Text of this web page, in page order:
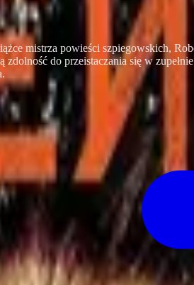
mistrza powieści szpiegowskich,
do przeistaczania się w